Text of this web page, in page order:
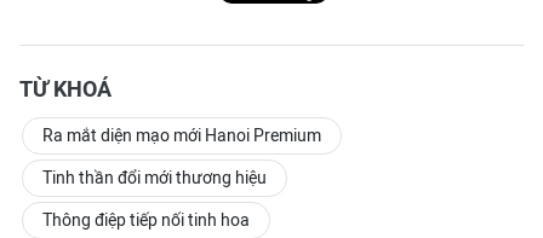
TỪ KHOÁ
Ra mắt diện mạo mới Hanoi Premium
Tinh thần đổi mới thương hiệu
Thông điệp tiếp nối tinh hoa